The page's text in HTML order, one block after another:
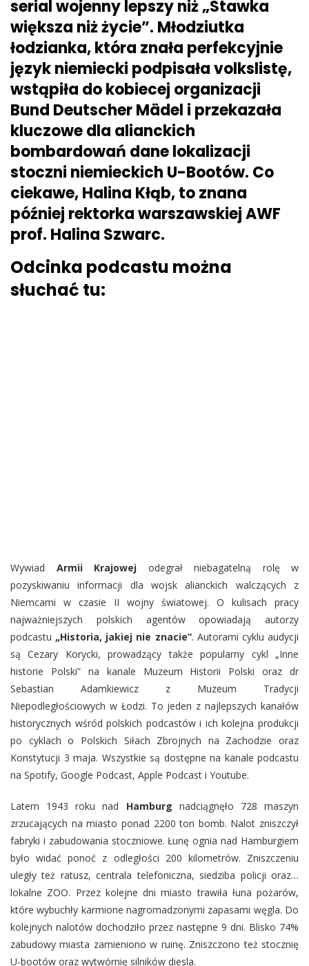
serial wojenny lepszy niż „Stawka
większa niż życie”. Młodziutka
łodzianka, która znała perfekcyjnie
język niemiecki podpisała volkslistę,
wstąpiła do kobiecej organizacji
Bund Deutscher Mädel i przekazała
kluczowe dla alianckich
bombardowań dane lokalizacji
stoczni niemieckich U-Bootów. Co
ciekawe, Halina Kłąb, to znana
później rektorka warszawskiej AWF
prof. Halina Szwarc.
Odcinka podcastu można
słuchać tu:
Wywiad Armii Krajowej odegrał niebagatelną rolę w
pozyskiwaniu informacji dla wojsk alianckich walczących z
Niemcami w czasie II wojny światowej. O kulisach pracy
najważniejszych polskich agentów opowiadają autorzy
podcastu „Historia, jakiej nie znacie”. Autorami cyklu audycji
są Cezary Korycki, prowadzący także popularny cykl „Inne
historie Polski” na kanale Muzeum Historii Polski oraz dr
Sebastian Adamkiewicz z Muzeum Tradycji
Niepodległościowych w Łodzi. To jeden z najlepszych kanałów
historycznych wśród polskich podcastów i ich kolejna produkcji
po cyklach o Polskich Siłach Zbrojnych na Zachodzie oraz
Konstytucji 3 maja. Wszystkie są dostępne na kanale podcastu
na Spotify, Google Podcast, Apple Podcast i Youtube.
Latem 1943 roku nad Hamburg nadciągnęło 728 maszyn
zrzucających na miasto ponad 2200 ton bomb. Nalot zniszczył
fabryki i zabudowania stoczniowe. Łunę ognia nad Hamburgiem
było widać ponoć z odległości 200 kilometrów. Zniszczeniu
uległy też ratusz, centrala telefoniczna, siedziba policji oraz…
lokalne ZOO. Przez kolejne dni miasto trawiła łuna pożarów,
które wybuchły karmione nagromadzonymi zapasami węgla. Do
kolejnych nalotów dochodziło przez następne 9 dni. Blisko 74%
zabudowy miasta zamieniono w ruinę. Zniszczono też stocznię
U-bootów oraz wytwórnię silników diesla.